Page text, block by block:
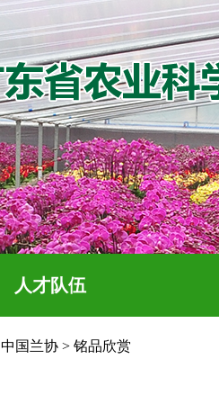
人才队伍
中国兰协 > 铭品欣赏